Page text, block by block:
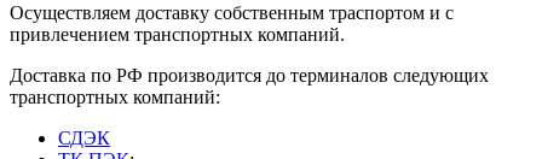
Осуществляем доставку собственным траспортом и с
привлечением транспортных компаний.
Доставка по РФ производится до терминалов следующих
транспортных компаний:
СДЭК